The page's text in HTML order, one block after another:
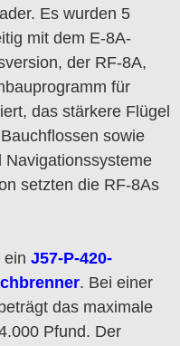
Es wurden 5
mit dem E-8A-
der RF-8A,
für
das stärkere Flügel
sowie
Navigationssysteme
setzten die RF-8As
ein J57-P-420-
. Bei einer
das maximale
Pfund. Der